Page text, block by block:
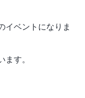
イベントになりま
す。